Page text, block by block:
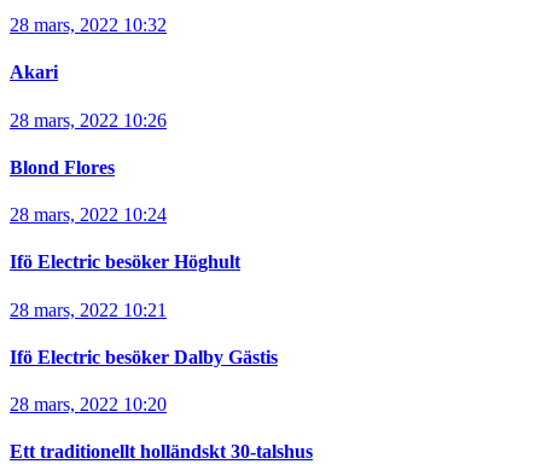
28 mars, 2022 10:32
Akari
28 mars, 2022 10:26
Blond Flores
28 mars, 2022 10:24
Ifö Electric besöker Höghult
28 mars, 2022 10:21
Ifö Electric besöker Dalby Gästis
28 mars, 2022 10:20
Ett traditionellt holländskt 30-talshus